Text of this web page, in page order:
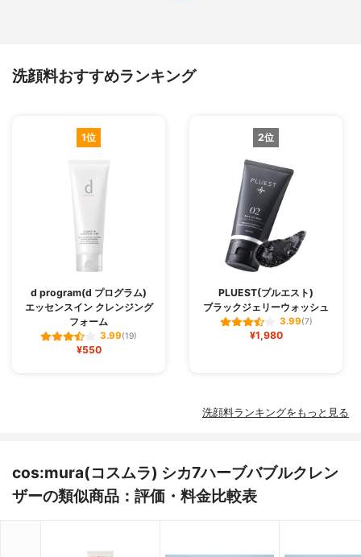
洗顔料おすすめランキング
1位
d program(d プログラム)
エッセンスイン クレンジング
フォーム
3.99(19)
¥550
2位
PLUEST(プルエスト)
ブラックジェリーウォッシュ
3.99(7)
¥1,980
洗顔料ランキングをもっと見る
cos:mura(コスムラ) シカ7ハーブバブルクレン
ザーの類似商品：評価・料金比較表